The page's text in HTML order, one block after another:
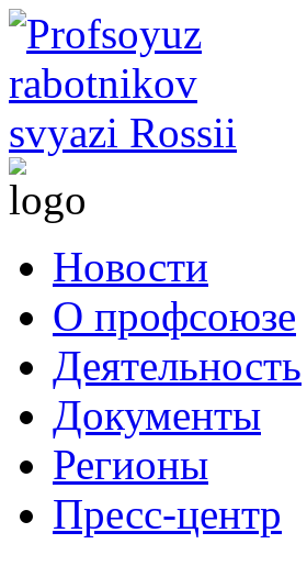
Новости
О профсоюзе
Деятельность
Документы
Регионы
Пресс-центр